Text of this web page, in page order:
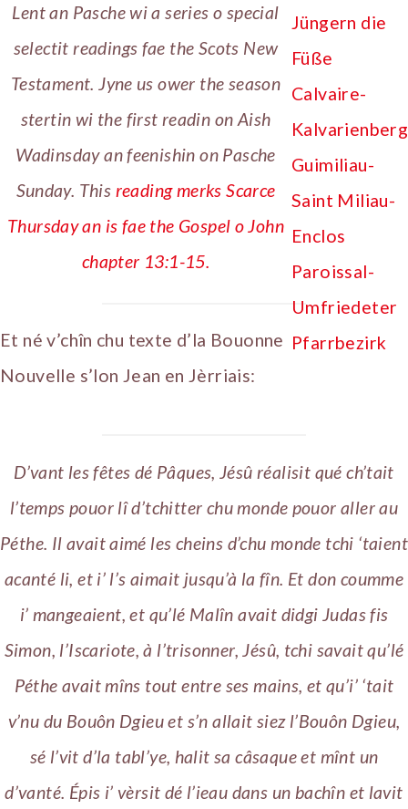
Lent an Pasche wi a series o special
selectit readings fae the Scots New
Testament. Jyne us ower the season
stertin wi the first readin on Aish
Wadinsday an feenishin on Pasche
Sunday. This reading merks Scarce
Thursday an is fae the Gospel o John
chapter 13:1-15.
Et né v’chîn chu texte d’la Bouonne
Nouvelle s’lon Jean en Jèrriais:
D’vant les fêtes dé Pâques, Jésû réalisit qué ch’tait
l’temps pouor lî d’tchitter chu monde pouor aller au
Péthe. Il avait aimé les cheins d’chu monde tchi ‘taient
acanté li, et i’ l’s aimait jusqu’à la fîn. Et don coumme
i’ mangeaient, et qu’lé Malîn avait didgi Judas fis
Simon, l’Iscariote, à l’trisonner, Jésû, tchi savait qu’lé
Péthe avait mîns tout entre ses mains, et qu’i’ ‘tait
v’nu du Bouôn Dgieu et s’n allait siez l’Bouôn Dgieu,
sé l’vit d’la tabl’ye, halit sa câsaque et mînt un
d’vanté. Épis i’ vèrsit dé l’ieau dans un bachîn et lavit